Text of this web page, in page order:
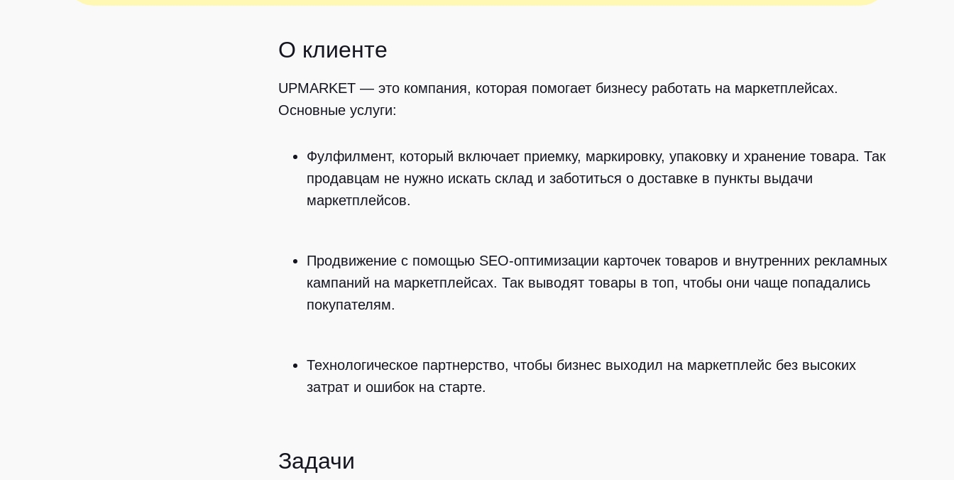
О клиенте
UPMARKET — это компания, которая помогает бизнесу работать на маркетплейсах.
Основные услуги:
Фулфилмент, который включает приемку, маркировку, упаковку и хранение товара. Так
продавцам не нужно искать склад и заботиться о доставке в пункты выдачи
маркетплейсов.
Продвижение с помощью SEO-оптимизации карточек товаров и внутренних рекламных
кампаний на маркетплейсах. Так выводят товары в топ, чтобы они чаще попадались
покупателям.
Технологическое партнерство, чтобы бизнес выходил на маркетплейс без высоких
затрат и ошибок на старте.
Задачи